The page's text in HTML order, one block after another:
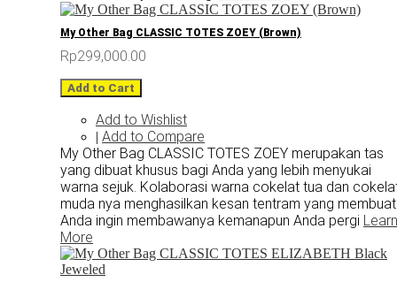
My Other Bag CLASSIC TOTES ZOEY (Brown)
Rp299,000.00
Add to Cart
Add to Wishlist
| Add to Compare
My Other Bag CLASSIC TOTES ZOEY merupakan tas
yang dibuat khusus bagi Anda yang lebih menyukai
warna sejuk. Kolaborasi warna cokelat tua dan
muda nya menghasilkan kesan tentram yang membuat
Anda ingin membawanya kemanapun Anda pergi Learn
More